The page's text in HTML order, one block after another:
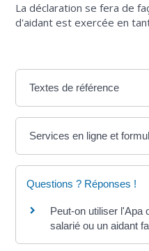
La déclaration se fera de
d'aidant est exercée en
Textes de référence
Services en ligne et
Questions ? Réponses !
Peut-on utiliser l'Apa
salarié ou un aidant